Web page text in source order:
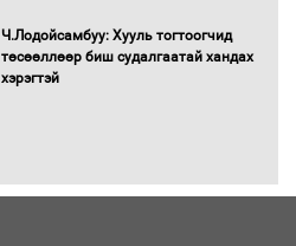
баримт
Ч.Лодойсамбуу: Хууль тогтоогчид
төсөөллөөр биш судалгаатай хандах
хэрэгтэй